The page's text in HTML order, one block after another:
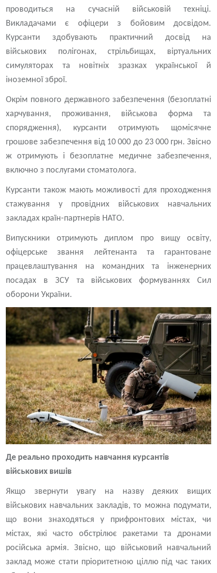
проводиться на сучасній військовій техніці.
Викладачами є офіцери з бойовим досвідом.
Курсанти здобувають практичний досвід на
військових полігонах, стрільбищах, віртуальних
симуляторах та новітніх зразках української й
іноземної зброї.
Окрім повного державного забезпечення (безоплатні
харчування, проживання, військова форма та
спорядження), курсанти отримують щомісячне
грошове забезпечення від 10 000 до 23 000 грн. Звісно
ж отримують і безоплатне медичне забезпечення,
включно з послугами стоматолога.
Курсанти також мають можливості для проходження
стажування у провідних військових навчальних
закладах країн-партнерів НАТО.
Випускники отримують диплом про вищу освіту,
офіцерське звання лейтенанта та гарантоване
працевлаштування на командних та інженерних
посадах в ЗСУ та військових формуваннях Сил
оборони України.
Де реально проходить навчання курсантів
військових вишів
Якщо звернути увагу на назву деяких вищих
військових навчальних закладів, то можна подумати,
що вони знаходяться у прифронтових містах, чи
містах, які часто обстрілює ракетами та дронами
російська армія. Звісно, що військовий навчальний
заклад може стати пріоритетною ціллю під час таких